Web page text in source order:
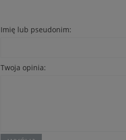
Imię lub pseudonim:
Twoja opinia: